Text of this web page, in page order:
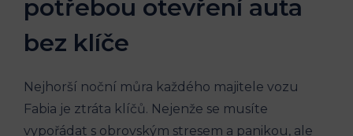
potřebou otevření auta
bez klíče
Nejhorší noční⁣ můra každého majitele vozu
Fabia je ztráta klíčů. Nejenže se musíte
vypořádat s obrovským stresem⁣ a panikou, ale